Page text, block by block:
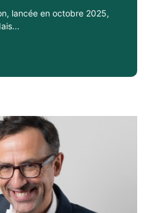
lancée en octobre 2025,